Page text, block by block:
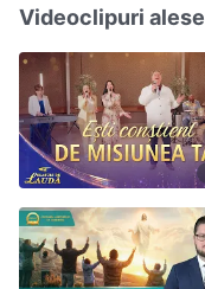
Videoclipuri alese